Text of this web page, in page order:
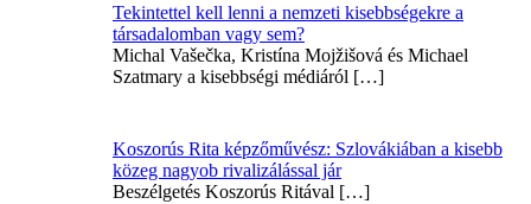
Tekintettel kell lenni a nemzeti kisebbségekre a
társadalomban vagy sem?
Michal Vašečka, Kristína Mojžišová és Michael
Szatmary a kisebbségi médiáról […]
Koszorús Rita képzőművész: Szlovákiában a kisebb
közeg nagyob rivalizálással jár
Beszélgetés Koszorús Ritával […]